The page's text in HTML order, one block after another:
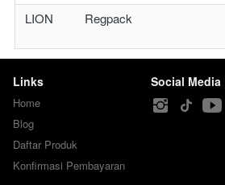
LION
Regpack
Links
Home
Blog
Daftar Produk
Konfirmasi Pembayaran
Social Media